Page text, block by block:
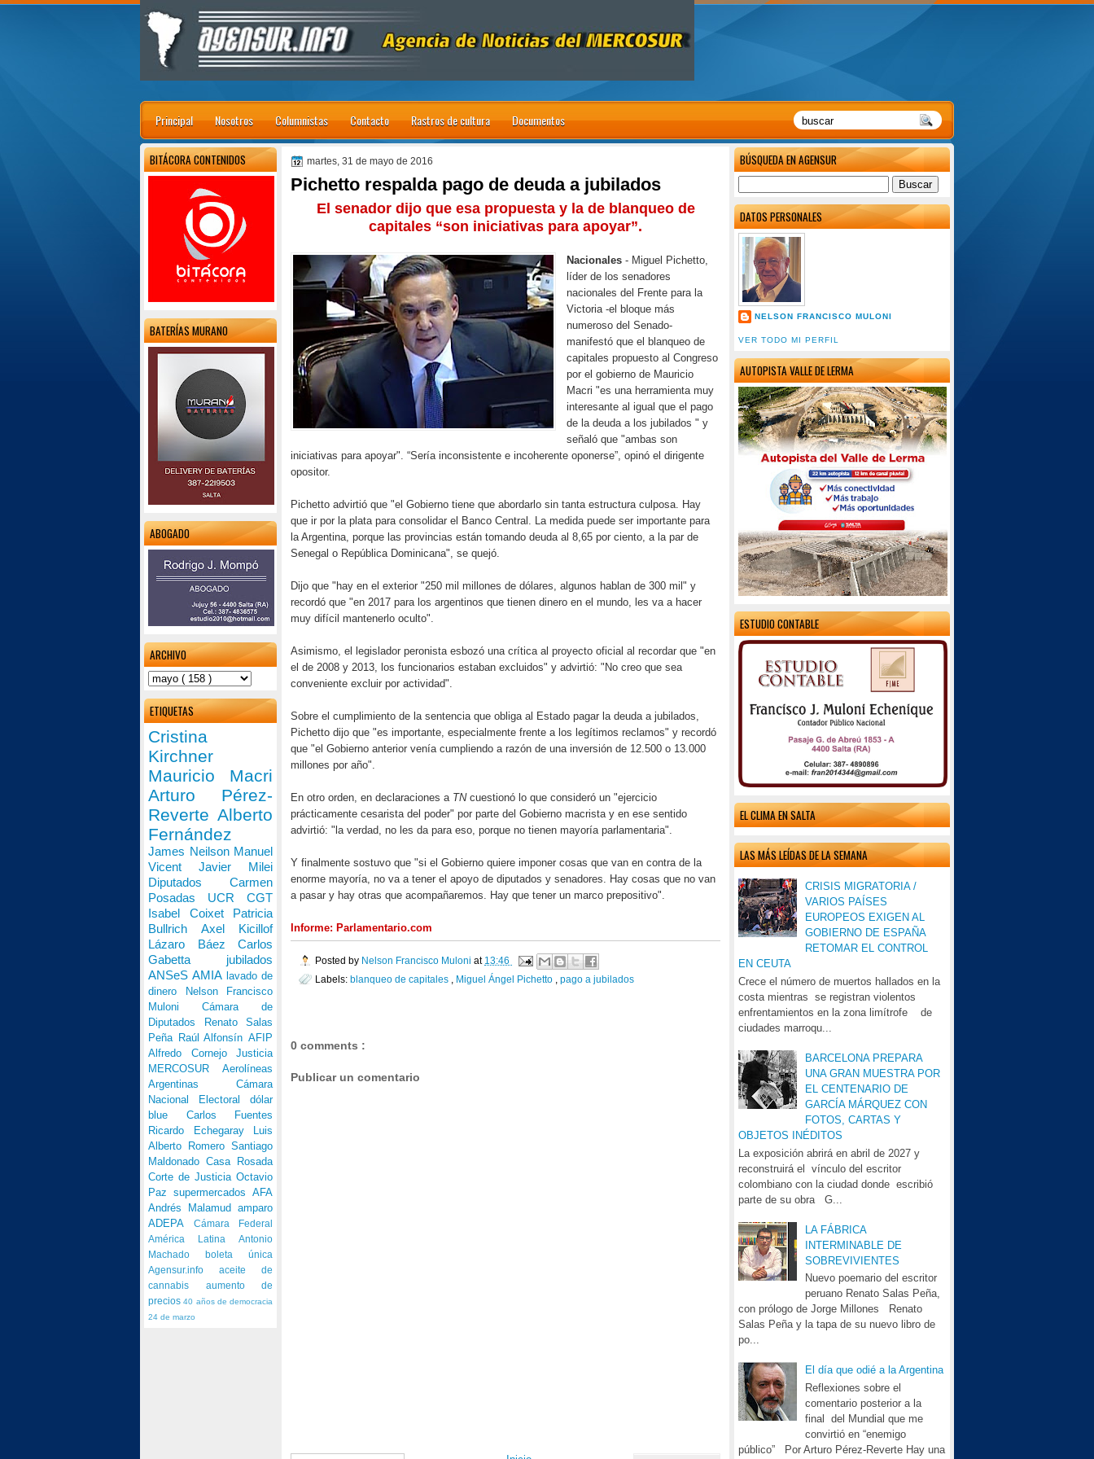
Principal Nosotros Columnistas Contacto Rastros de cultura Documentos
BÚSQUEDA EN AGENSUR
DATOS PERSONALES
NELSON FRANCISCO MULONI
VER TODO MI PERFIL
AUTOPISTA VALLE DE LERMA
ESTUDIO CONTABLE
EL CLIMA EN SALTA
LAS MÁS LEÍDAS DE LA SEMANA
CRISIS MIGRATORIA /
VARIOS PAÍSES
EUROPEOS EXIGEN AL
GOBIERNO DE ESPAÑA
RETOMAR EL CONTROL
EN CEUTA
Crece el número de muertos hallados en la
costa mientras se registran violentos
enfrentamientos en la zona limítrofe de
ciudades marroqu...
BARCELONA PREPARA
UNA GRAN MUESTRA POR
EL CENTENARIO DE
GARCÍA MÁRQUEZ CON
FOTOS, CARTAS Y
OBJETOS INÉDITOS
La exposición abrirá en abril de 2027 y
reconstruirá el vínculo del escritor
colombiano con la ciudad donde escribió
parte de su obra G...
LA FÁBRICA
INTERMINABLE DE
SOBREVIVIENTES
Nuevo poemario del escritor
peruano Renato Salas Peña,
con prólogo de Jorge Millones Renato
Salas Peña y la tapa de su nuevo libro de
po...
El día que odié a la Argentina
Reflexiones sobre el
comentario posterior a la
final del Mundial que me
convirtió en “enemigo
público” Por Arturo Pérez-Reverte Hay una
martes, 31 de mayo de 2016
Pichetto respalda pago de deuda a jubilados
El senador dijo que esa propuesta y la de blanqueo de
capitales “son iniciativas para apoyar”.
Nacionales - Miguel Pichetto,
líder de los senadores
nacionales del Frente para la
Victoria -el bloque más
numeroso del Senado-
manifestó que el blanqueo de
capitales propuesto al Congreso
por el gobierno de Mauricio
Macri "es una herramienta muy
interesante al igual que el pago
de la deuda a los jubilados " y
señaló que "ambas son
iniciativas para apoyar". “Sería inconsistente e incoherente oponerse”, opinó el dirigente
opositor.
Pichetto advirtió que "el Gobierno tiene que abordarlo sin tanta estructura culposa. Hay
que ir por la plata para consolidar el Banco Central. La medida puede ser importante para
la Argentina, porque las provincias están tomando deuda al 8,65 por ciento, a la par de
Senegal o República Dominicana", se quejó.
Dijo que "hay en el exterior "250 mil millones de dólares, algunos hablan de 300 mil" y
recordó que "en 2017 para los argentinos que tienen dinero en el mundo, les va a hacer
muy difícil mantenerlo oculto".
Asimismo, el legislador peronista esbozó una crítica al proyecto oficial al recordar que "en
el de 2008 y 2013, los funcionarios estaban excluidos" y advirtió: "No creo que sea
conveniente excluir por actividad".
Sobre el cumplimiento de la sentencia que obliga al Estado pagar la deuda a jubilados,
Pichetto dijo que "es importante, especialmente frente a los legítimos reclamos" y recordó
que "el Gobierno anterior venía cumpliendo a razón de una inversión de 12.500 o 13.000
millones por año".
En otro orden, en declaraciones a TN cuestionó lo que consideró un "ejercicio
prácticamente cesarista del poder" por parte del Gobierno macrista y en ese sentido
advirtió: "la verdad, no les da para eso, porque no tienen mayoría parlamentaria".
Y finalmente sostuvo que "si el Gobierno quiere imponer cosas que van en contra de la
enorme mayoría, no va a tener el apoyo de diputados y senadores. Hay cosas que no van
a pasar y hay otras que acompañaremos. Hay que tener un marco prepositivo".
Informe: Parlamentario.com
Posted by Nelson Francisco Muloni at 13:46
Labels: blanqueo de capitales Miguel Ángel Pichetto pago a jubilados
0 comments :
Publicar un comentario
BITÁCORA CONTENIDOS
BATERÍAS MURANO
ABOGADO
ARCHIVO
ETIQUETAS
Cristina
Kirchner
Mauricio Macri
Arturo Pérez-
Reverte Alberto
Fernández
James Neilson Manuel
Vicent Javier Milei
Diputados Carmen
Posadas UCR CGT
Isabel Coixet Patricia
Bullrich Axel Kicillof
Lázaro Báez Carlos
Gabetta jubilados
ANSeSAMIA lavado de
dinero
Nelson Francisco
Muloni Cámara de
Diputados
Renato Salas
Peña Raúl AlfonsínAFIP
Alfredo Cornejo Justicia
MERCOSUR Aerolíneas
Argentinas Cámara
Nacional Electoral dólar
blue Carlos Fuentes
Ricardo Echegaray
Luis
Alberto Romero Santiago
Maldonado Casa Rosada
Corte de Justicia Octavio
Paz supermercados AFA
Andrés Malamud amparo
ADEPA
Cámara Federal
América Latina Antonio
Machado boleta única
Agensur.info aceite de
cannabis aumento de
precios40 años de democracia
24 de marzo